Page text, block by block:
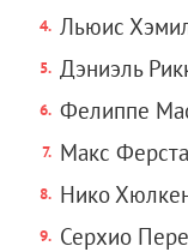
Льюис
Дэниэль
Фелиппе
Макс
Нико
Серхио